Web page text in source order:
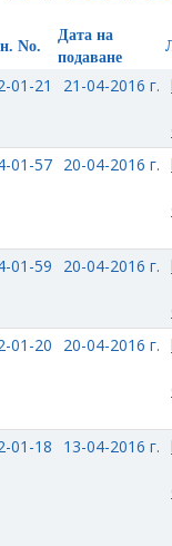
No.
Дата на
подаване
01-21 21-04-2016 г.
01-57 20-04-2016 г.
01-59 20-04-2016 г.
01-20 20-04-2016 г.
01-18 13-04-2016 г.